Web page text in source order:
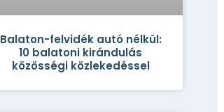
Balaton-felvidék autó nélkül:
10 balatoni kirándulás
közösségi közlekedéssel